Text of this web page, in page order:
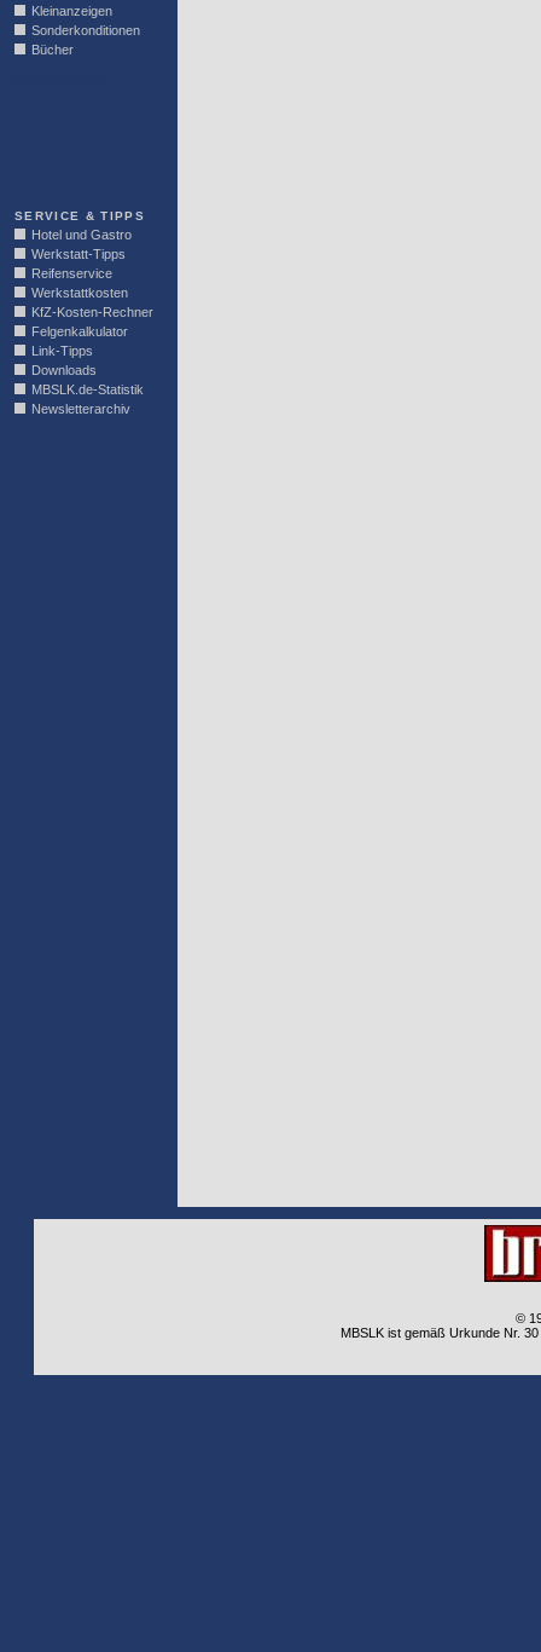
Kleinanzeigen
Sonderkonditionen
Bücher
SERVICE & TIPPS
Hotel und Gastro
Werkstatt-Tipps
Reifenservice
Werkstattkosten
KfZ-Kosten-Rechner
Felgenkalkulator
Link-Tipps
Downloads
MBSLK.de-Statistik
Newsletterarchiv
©
MBSLK ist gemäß Urkunde Nr.